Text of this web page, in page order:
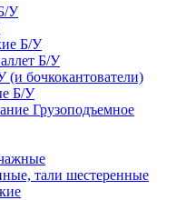
У
Б/У
Б/У
бочкокантователи)
Б/У
Грузоподъемное
тали шестеренные